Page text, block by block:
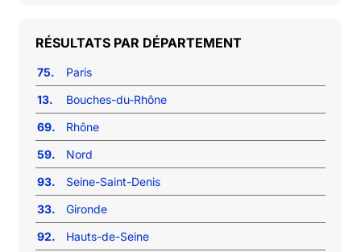
RÉSULTATS PAR DÉPARTEMENT
75.
Paris
13.
Bouches-du-Rhône
69.
Rhône
59.
Nord
93.
Seine-Saint-Denis
33.
Gironde
92.
Hauts-de-Seine